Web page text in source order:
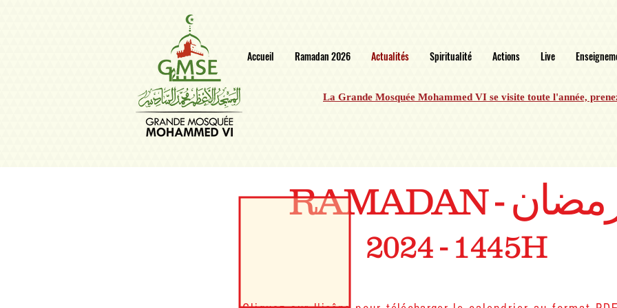
Accueil Ramadan 2026 Actualités Spiritualité Actions Live
La Grande Mosquée Mohammed VI se visite toute l'année,
RAMADAN -
2024- 1445H